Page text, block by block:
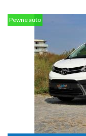
Pewne auto